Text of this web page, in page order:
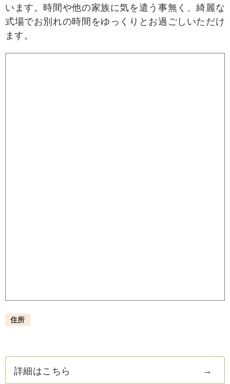
います。時間や他の家族に気を遣う事無く、綺麗な
式場でお別れの時間をゆっくりとお過ごしいただけ
ます。
住所
詳細はこちら